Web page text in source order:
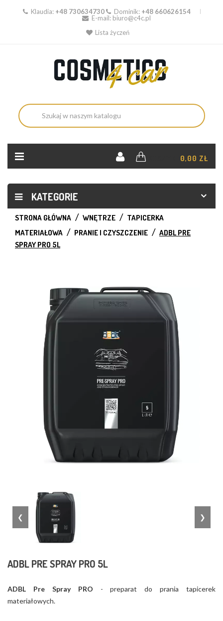
Klaudia: +48 730634730 Dominik: +48 660626154
E-mail: biuro@c4c.pl
Lista życzeń
0,00 ZŁ
KATEGORIE
STRONA GŁÓWNA WNĘTRZE
TAPICERKA
MATERIAŁOWA
PRANIE I CZYSZCZENIE
ADBL PRE
SPRAY PRO 5L
❮ ❯
ADBL PRE SPRAY PRO 5L
ADBL Pre Spray PRO - preparat do prania tapicerek
materiałowych.